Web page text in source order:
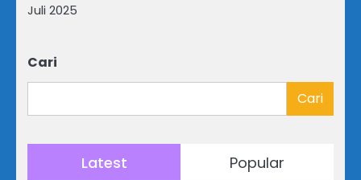
Juli 2025
Cari
Cari
Latest Popular